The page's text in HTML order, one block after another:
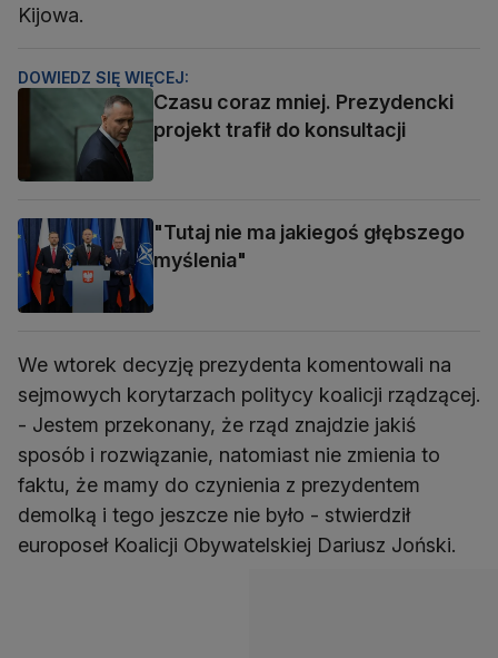
Kijowa.
DOWIEDZ SIĘ WIĘCEJ:
Czasu coraz mniej. Prezydencki
projekt trafił do konsultacji
"Tutaj nie ma jakiegoś głębszego
myślenia"
We wtorek decyzję prezydenta komentowali na
sejmowych korytarzach politycy koalicji rządzącej.
- Jestem przekonany, że rząd znajdzie jakiś
sposób i rozwiązanie, natomiast nie zmienia to
faktu, że mamy do czynienia z prezydentem
demolką i tego jeszcze nie było - stwierdził
europoseł Koalicji Obywatelskiej Dariusz Joński.